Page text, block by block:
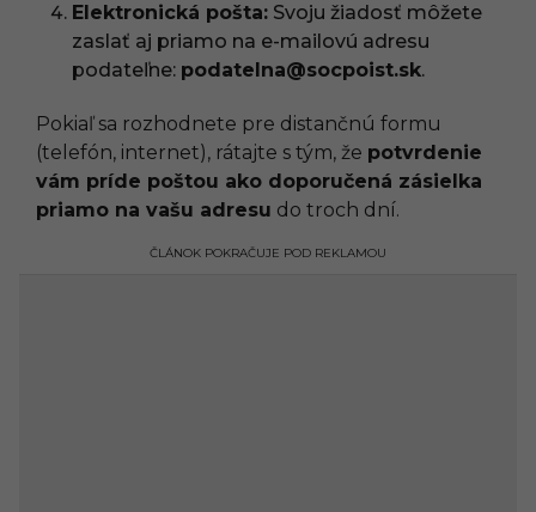
Elektronická pošta: Svoju žiadosť môžete
zaslať aj priamo na e-mailovú adresu
podateľne: podatelna@socpoist.sk.
Pokiaľ sa rozhodnete pre distančnú formu
(telefón, internet), rátajte s tým, že potvrdenie
vám príde poštou ako doporučená zásielka
priamo na vašu adresu do troch dní.
ČLÁNOK POKRAČUJE POD REKLAMOU